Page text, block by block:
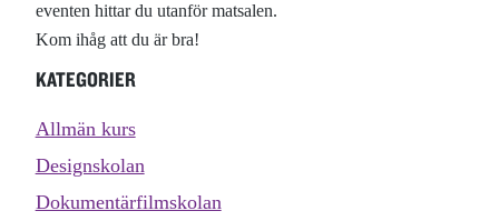
eventen hittar du utanför matsalen.
Kom ihåg att du är bra!
KATEGORIER
Allmän kurs
Designskolan
Dokumentärfilmskolan